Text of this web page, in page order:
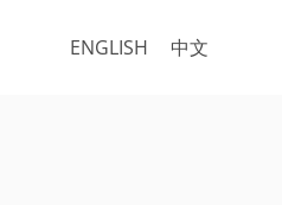
ENGLISH 中文